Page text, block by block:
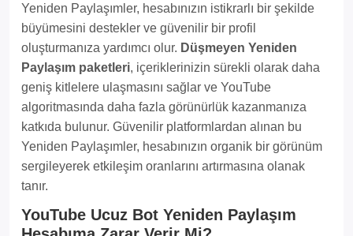
Yeniden Paylaşımler, hesabınızın istikrarlı bir şekilde
büyümesini destekler ve güvenilir bir profil
oluşturmanıza yardımcı olur. Düşmeyen Yeniden
Paylaşım paketleri, içeriklerinizin sürekli olarak daha
geniş kitlelere ulaşmasını sağlar ve YouTube
algoritmasında daha fazla görünürlük kazanmanıza
katkıda bulunur. Güvenilir platformlardan alınan bu
Yeniden Paylaşımler, hesabınızın organik bir görünüm
sergileyerek etkileşim oranlarını artırmasına olanak
tanır.
YouTube Ucuz Bot Yeniden Paylaşım